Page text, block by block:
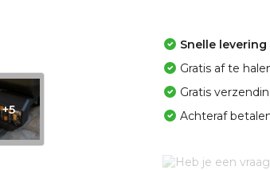
+5
Snelle levering
Gratis af te
Gratis
Achteraf